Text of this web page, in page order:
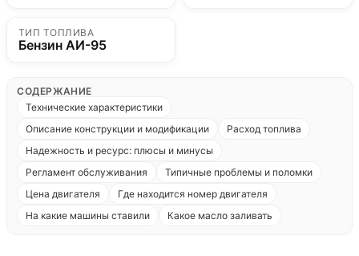
ТИП ТОПЛИВА
Бензин АИ-95
СОДЕРЖАНИЕ
Технические характеристики
Описание конструкции и модификации
Расход топлива
Надежность и ресурс: плюсы и минусы
Регламент обслуживания
Типичные проблемы и поломки
Цена двигателя
Где находится номер двигателя
На какие машины ставили
Какое масло заливать